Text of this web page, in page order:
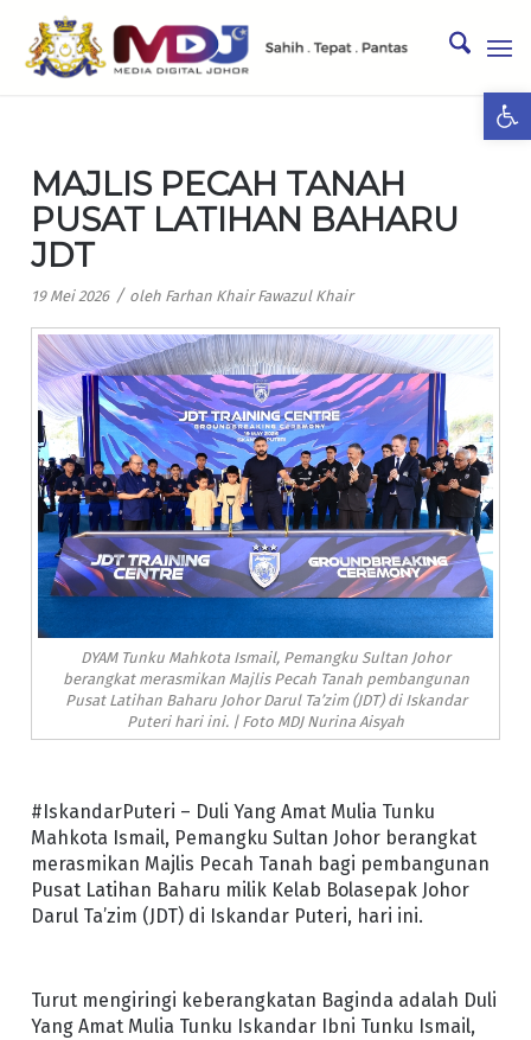
MAJLIS PECAH TANAH
PUSAT LATIHAN BAHARU
JDT
19 Mei 2026 / oleh Farhan Khair Fawazul Khair
DYAM Tunku Mahkota Ismail, Pemangku Sultan Johor
berangkat merasmikan Majlis Pecah Tanah pembangunan
Pusat Latihan Baharu Johor Darul Ta’zim (JDT) di Iskandar
Puteri hari ini. | Foto MDJ Nurina Aisyah
#IskandarPuteri – Duli Yang Amat Mulia Tunku
Mahkota Ismail, Pemangku Sultan Johor berangkat
merasmikan Majlis Pecah Tanah bagi pembangunan
Pusat Latihan Baharu milik Kelab Bolasepak Johor
Darul Ta’zim (JDT) di Iskandar Puteri, hari ini.
Turut mengiringi keberangkatan Baginda adalah Duli
Yang Amat Mulia Tunku Iskandar Ibni Tunku Ismail,